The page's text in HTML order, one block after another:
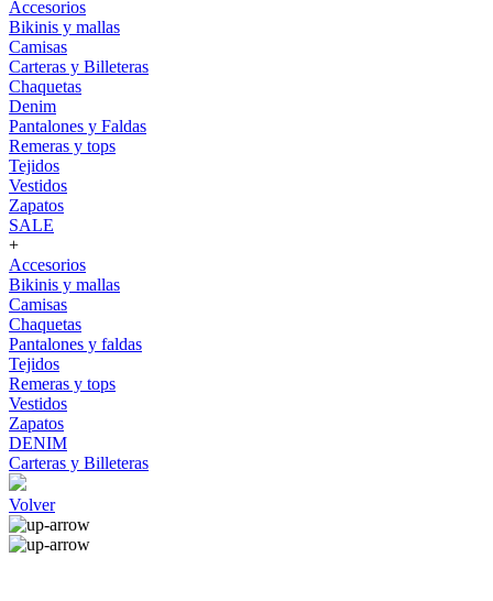
Accesorios
Bikinis y mallas
Camisas
Carteras y Billeteras
Chaquetas
Denim
Pantalones y Faldas
Remeras y tops
Tejidos
Vestidos
Zapatos
SALE
+
Accesorios
Bikinis y mallas
Camisas
Chaquetas
Pantalones y faldas
Tejidos
Remeras y tops
Vestidos
Zapatos
DENIM
Carteras y Billeteras
Volver